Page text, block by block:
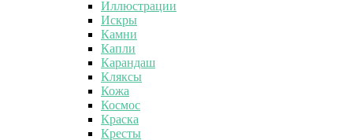
Иллюстрации
Искры
Камни
Капли
Карандаш
Кляксы
Кожа
Космос
Краска
Кресты